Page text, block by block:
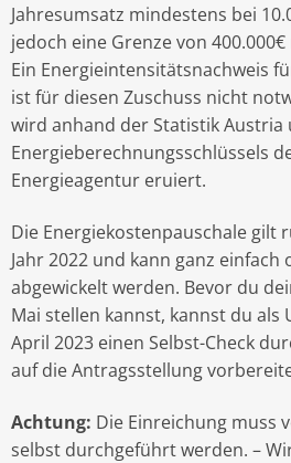
Jahresumsatz mindestens bei
jedoch eine Grenze von
Ein Energieintensitätsnachweis
ist für diesen Zuschuss nicht
wird anhand der Statistik Austria
Energieberechnungsschlüssels
Energieagentur eruiert.
Die Energiekostenpauschale gilt
Jahr 2022 und kann ganz
abgewickelt werden. Bevor du
Mai stellen kannst, kannst du als
April 2023 einen Selbst-Check
auf die Antragsstellung
Achtung: Die Einreichung muss
selbst durchgeführt werden. –